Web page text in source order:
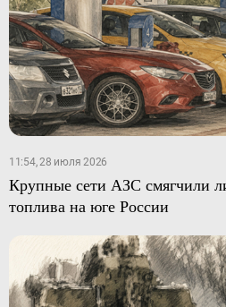
11:54, 28 июля 2026
Крупные сети АЗС смягчили
топлива на юге России